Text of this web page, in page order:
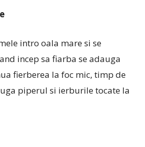
intro oala mare si se
incep sa fiarba se adauga
fierberea la foc mic, timp de
piperul si ierburile tocate la